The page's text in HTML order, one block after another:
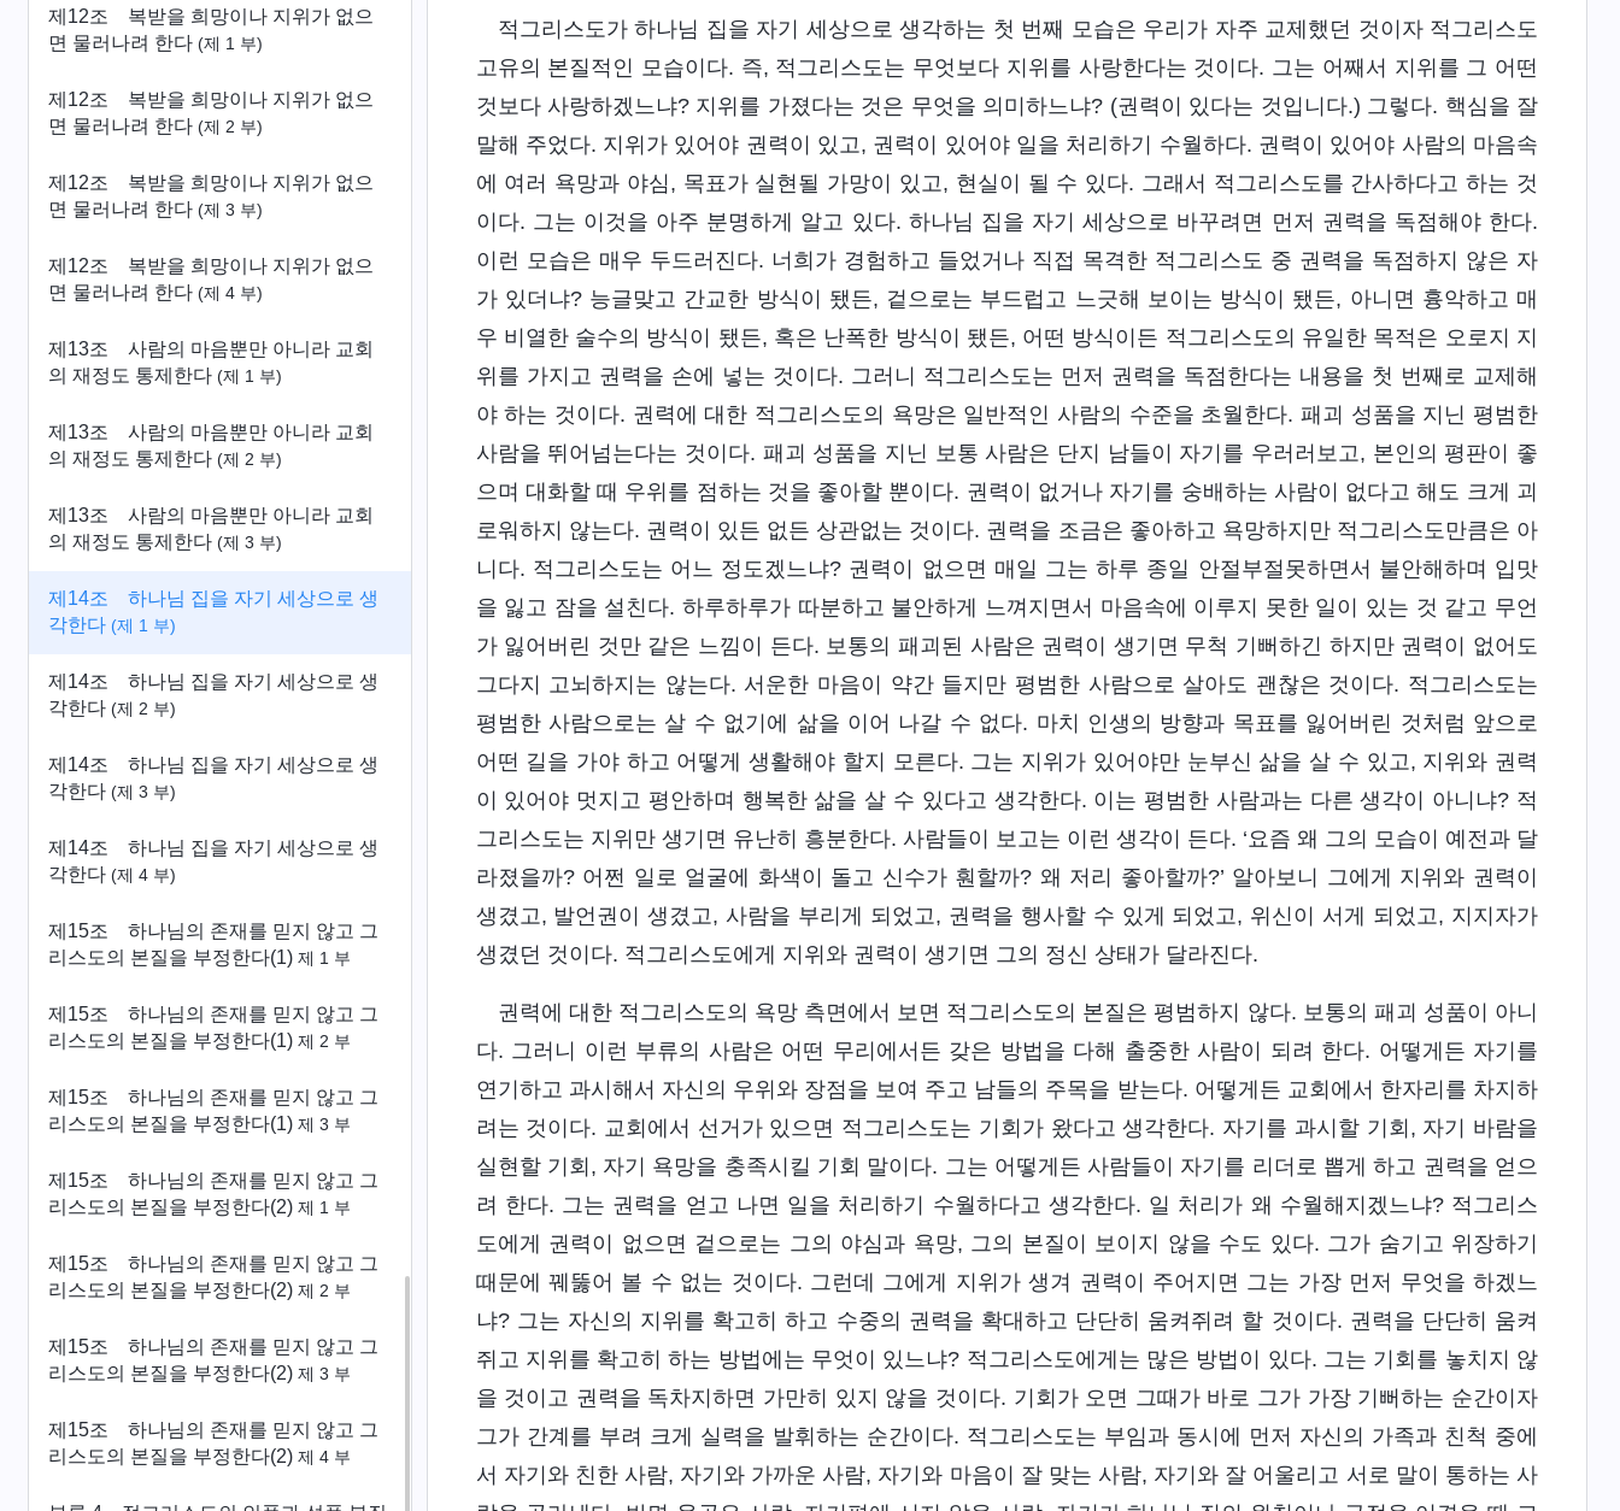
제12조 복받을 희망이나 지위가 없으
면 물러나려 한다 (제 1 부)
제12조 복받을 희망이나 지위가 없으
면 물러나려 한다 (제 2 부)
제12조 복받을 희망이나 지위가 없으
면 물러나려 한다 (제 3 부)
제12조 복받을 희망이나 지위가 없으
면 물러나려 한다 (제 4 부)
제13조 사람의 마음뿐만 아니라 교회
의 재정도 통제한다 (제 1 부)
제13조 사람의 마음뿐만 아니라 교회
의 재정도 통제한다 (제 2 부)
제13조 사람의 마음뿐만 아니라 교회
의 재정도 통제한다 (제 3 부)
제14조 하나님 집을 자기 세상으로 생
각한다 (제 1 부)
제14조 하나님 집을 자기 세상으로 생
각한다 (제 2 부)
제14조 하나님 집을 자기 세상으로 생
각한다 (제 3 부)
제14조 하나님 집을 자기 세상으로 생
각한다 (제 4 부)
제15조 하나님의 존재를 믿지 않고 그
리스도의 본질을 부정한다(1) 제 1 부
제15조 하나님의 존재를 믿지 않고 그
리스도의 본질을 부정한다(1) 제 2 부
제15조 하나님의 존재를 믿지 않고 그
리스도의 본질을 부정한다(1) 제 3 부
제15조 하나님의 존재를 믿지 않고 그
리스도의 본질을 부정한다(2) 제 1 부
제15조 하나님의 존재를 믿지 않고 그
리스도의 본질을 부정한다(2) 제 2 부
제15조 하나님의 존재를 믿지 않고 그
리스도의 본질을 부정한다(2) 제 3 부
제15조 하나님의 존재를 믿지 않고 그
리스도의 본질을 부정한다(2) 제 4 부
적그리스도가 하나님 집을 자기 세상으로 생각하는 첫 번째 모습은 우리가 자주 교제했던 것이자 적그리스도
고유의 본질적인 모습이다. 즉, 적그리스도는 무엇보다 지위를 사랑한다는 것이다. 그는 어째서 지위를 그 어떤
것보다 사랑하겠느냐? 지위를 가졌다는 것은 무엇을 의미하느냐? (권력이 있다는 것입니다.) 그렇다. 핵심을 잘
말해 주었다. 지위가 있어야 권력이 있고, 권력이 있어야 일을 처리하기 수월하다. 권력이 있어야 사람의 마음속
에 여러 욕망과 야심, 목표가 실현될 가망이 있고, 현실이 될 수 있다. 그래서 적그리스도를 간사하다고 하는 것
이다. 그는 이것을 아주 분명하게 알고 있다. 하나님 집을 자기 세상으로 바꾸려면 먼저 권력을 독점해야 한다.
이런 모습은 매우 두드러진다. 너희가 경험하고 들었거나 직접 목격한 적그리스도 중 권력을 독점하지 않은 자
가 있더냐? 능글맞고 간교한 방식이 됐든, 겉으로는 부드럽고 느긋해 보이는 방식이 됐든, 아니면 흉악하고 매
우 비열한 술수의 방식이 됐든, 혹은 난폭한 방식이 됐든, 어떤 방식이든 적그리스도의 유일한 목적은 오로지 지
위를 가지고 권력을 손에 넣는 것이다. 그러니 적그리스도는 먼저 권력을 독점한다는 내용을 첫 번째로 교제해
야 하는 것이다. 권력에 대한 적그리스도의 욕망은 일반적인 사람의 수준을 초월한다. 패괴 성품을 지닌 평범한
사람을 뛰어넘는다는 것이다. 패괴 성품을 지닌 보통 사람은 단지 남들이 자기를 우러러보고, 본인의 평판이 좋
으며 대화할 때 우위를 점하는 것을 좋아할 뿐이다. 권력이 없거나 자기를 숭배하는 사람이 없다고 해도 크게 괴
로워하지 않는다. 권력이 있든 없든 상관없는 것이다. 권력을 조금은 좋아하고 욕망하지만 적그리스도만큼은 아
니다. 적그리스도는 어느 정도겠느냐? 권력이 없으면 매일 그는 하루 종일 안절부절못하면서 불안해하며 입맛
을 잃고 잠을 설친다. 하루하루가 따분하고 불안하게 느껴지면서 마음속에 이루지 못한 일이 있는 것 같고 무언
가 잃어버린 것만 같은 느낌이 든다. 보통의 패괴된 사람은 권력이 생기면 무척 기뻐하긴 하지만 권력이 없어도
그다지 고뇌하지는 않는다. 서운한 마음이 약간 들지만 평범한 사람으로 살아도 괜찮은 것이다. 적그리스도는
평범한 사람으로는 살 수 없기에 삶을 이어 나갈 수 없다. 마치 인생의 방향과 목표를 잃어버린 것처럼 앞으로
어떤 길을 가야 하고 어떻게 생활해야 할지 모른다. 그는 지위가 있어야만 눈부신 삶을 살 수 있고, 지위와 권력
이 있어야 멋지고 평안하며 행복한 삶을 살 수 있다고 생각한다. 이는 평범한 사람과는 다른 생각이 아니냐? 적
그리스도는 지위만 생기면 유난히 흥분한다. 사람들이 보고는 이런 생각이 든다. ‘요즘 왜 그의 모습이 예전과 달
라졌을까? 어쩐 일로 얼굴에 화색이 돌고 신수가 훤할까? 왜 저리 좋아할까?’ 알아보니 그에게 지위와 권력이
생겼고, 발언권이 생겼고, 사람을 부리게 되었고, 권력을 행사할 수 있게 되었고, 위신이 서게 되었고, 지지자가
생겼던 것이다. 적그리스도에게 지위와 권력이 생기면 그의 정신 상태가 달라진다.
권력에 대한 적그리스도의 욕망 측면에서 보면 적그리스도의 본질은 평범하지 않다. 보통의 패괴 성품이 아니
다. 그러니 이런 부류의 사람은 어떤 무리에서든 갖은 방법을 다해 출중한 사람이 되려 한다. 어떻게든 자기를
연기하고 과시해서 자신의 우위와 장점을 보여 주고 남들의 주목을 받는다. 어떻게든 교회에서 한자리를 차지하
려는 것이다. 교회에서 선거가 있으면 적그리스도는 기회가 왔다고 생각한다. 자기를 과시할 기회, 자기 바람을
실현할 기회, 자기 욕망을 충족시킬 기회 말이다. 그는 어떻게든 사람들이 자기를 리더로 뽑게 하고 권력을 얻으
려 한다. 그는 권력을 얻고 나면 일을 처리하기 수월하다고 생각한다. 일 처리가 왜 수월해지겠느냐? 적그리스
도에게 권력이 없으면 겉으로는 그의 야심과 욕망, 그의 본질이 보이지 않을 수도 있다. 그가 숨기고 위장하기
때문에 꿰뚫어 볼 수 없는 것이다. 그런데 그에게 지위가 생겨 권력이 주어지면 그는 가장 먼저 무엇을 하겠느
냐? 그는 자신의 지위를 확고히 하고 수중의 권력을 확대하고 단단히 움켜쥐려 할 것이다. 권력을 단단히 움켜
쥐고 지위를 확고히 하는 방법에는 무엇이 있느냐? 적그리스도에게는 많은 방법이 있다. 그는 기회를 놓치지 않
을 것이고 권력을 독차지하면 가만히 있지 않을 것이다. 기회가 오면 그때가 바로 그가 가장 기뻐하는 순간이자
그가 간계를 부려 크게 실력을 발휘하는 순간이다. 적그리스도는 부임과 동시에 먼저 자신의 가족과 친척 중에
서 자기와 친한 사람, 자기와 가까운 사람, 자기와 마음이 잘 맞는 사람, 자기와 잘 어울리고 서로 말이 통하는 사